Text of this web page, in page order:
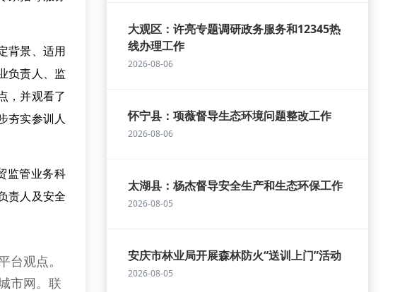
背景、适用
负责人、监
，并观看了
夯实参训人
监管业务科
责人及安全
观点。
市网。联
大观区：许亮专题调研政务服务和12345热
线办理工作
2026-08-06
怀宁县：项薇督导生态环境问题整改工作
2026-08-06
太湖县：杨杰督导安全生产和生态环保工作
2026-08-05
安庆市林业局开展森林防火“送训上门”活动
2026-08-05